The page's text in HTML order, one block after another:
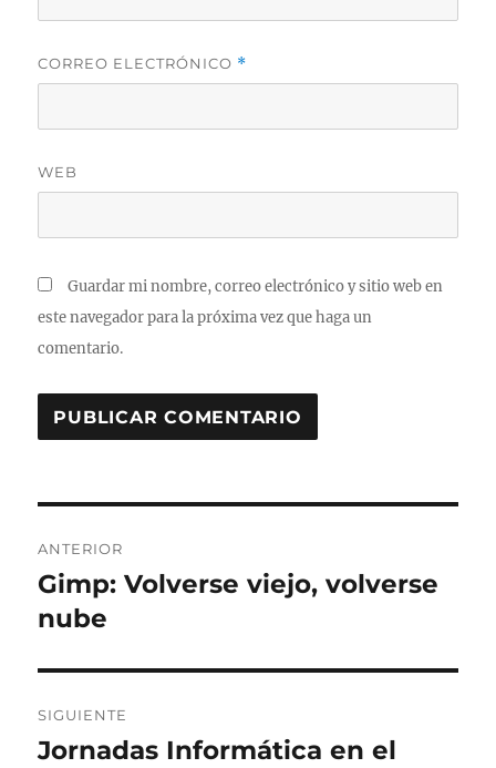
CORREO ELECTRÓNICO *
WEB
Guardar mi nombre, correo electrónico y sitio web en
este navegador para la próxima vez que haga un
comentario.
de
entradas
ANTERIOR
Entrada
anterior:
Gimp: Volverse viejo, volverse
nube
SIGUIENTE
Entrada
Jornadas Informática en el